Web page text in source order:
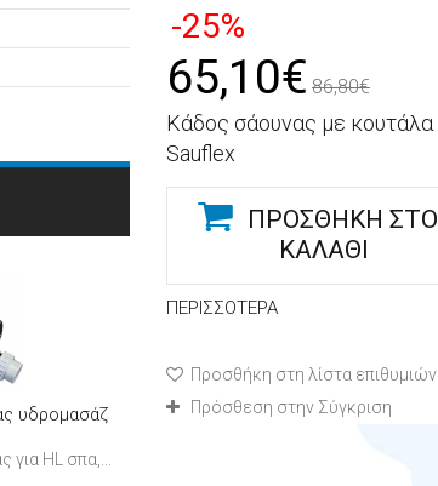
υδρομασάζ
HL σπα,...
-25%
65,10€ 86,80€
Κάδος σάουνας με κουτάλα
Sauflex
ΠΡΟΣΘΉΚΗ ΣΤΟ
ΚΑΛΆΘΙ
ΠΕΡΙΣΣΌΤΕΡΑ
Προσθήκη στη λίστα επιθυμιών
Πρόσθεση στην Σύγκριση